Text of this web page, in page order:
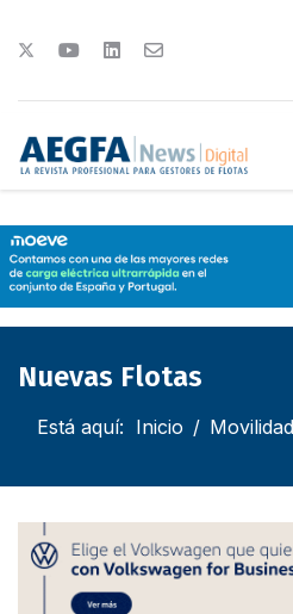
Nuevas Flotas
Está aquí: Inicio Movilidad